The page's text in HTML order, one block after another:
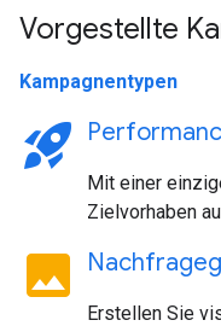
Vorgestellte
Kampagnentypen
rocket_launch
Mit einer
Zielvorhaben
image
Erstellen Sie